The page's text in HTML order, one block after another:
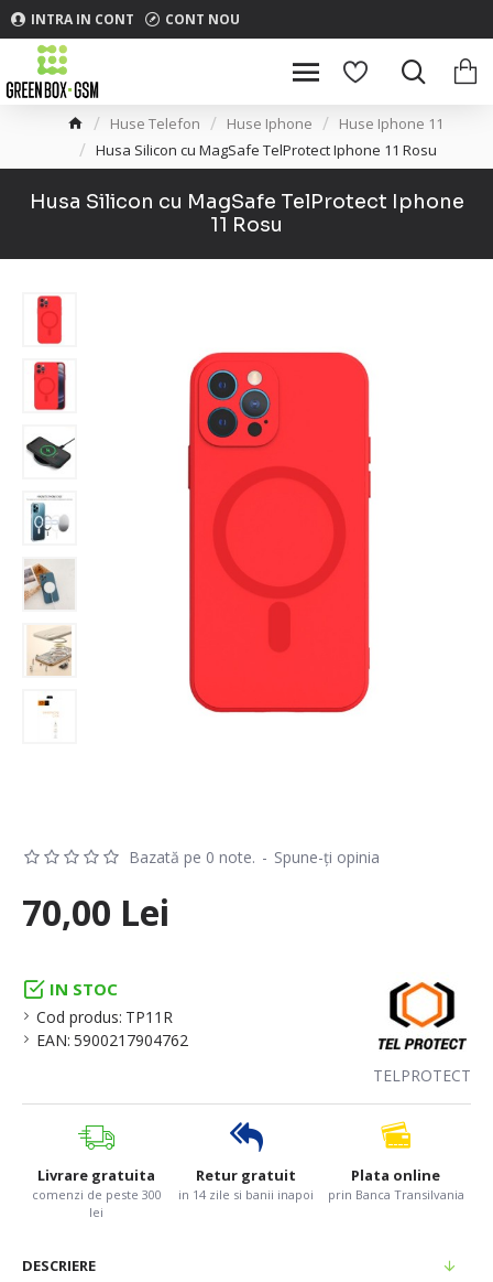
INTRA IN CONT CONT NOU
Huse Telefon Huse Iphone
Huse Iphone 11
Husa Silicon cu MagSafe TelProtect Iphone 11 Rosu
Husa Silicon cu MagSafe TelProtect Iphone
11 Rosu
IN STOC
Cod produs: TP11R
EAN: 5900217904762
TELPROTECT
Bazată pe 0 note. - Spune-ţi opinia
70,00 Lei
Livrare gratuita
comenzi de peste 300
lei
Retur gratuit
in 14 zile si banii inapoi
Plata online
prin Banca Transilvania
DESCRIERE